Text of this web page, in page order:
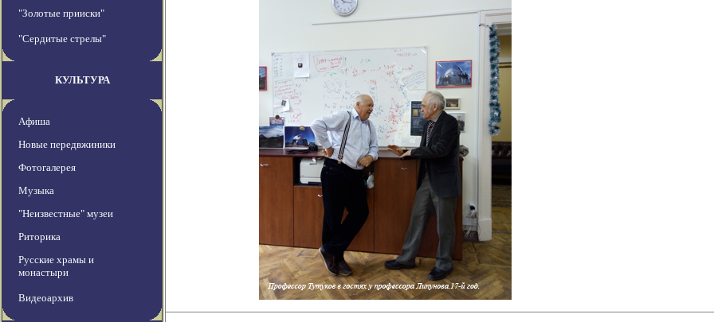
"Золотые прииски"
"Сердитые стрелы"
КУЛЬТУРА
Афиша
Новые передвжиники
Фотогалерея
Музыка
"Неизвестные" музеи
Риторика
Русские храмы и
монастыри
Видеоархив